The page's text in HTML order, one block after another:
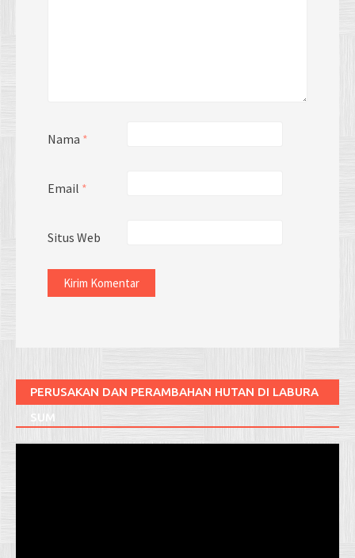
Nama *
Email *
Situs Web
PERUSAKAN DAN PERAMBAHAN HUTAN DI LABURA
SUM